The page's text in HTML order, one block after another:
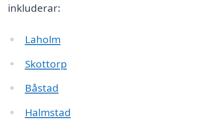
inkluderar:
Laholm
Skottorp
Båstad
Halmstad